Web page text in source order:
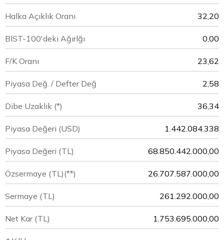
Halka Açıklık Oranı 32,20
BIST-100'deki Ağırlğı 0,00
F/K Oranı 23,62
Piyasa Değ. / Defter Değ 2,58
Dibe Uzaklık (*) 36,34
Piyasa Değeri (USD) 1.442.084.338
Piyasa Değeri (TL) 68.850.442.000,00
Özsermaye (TL)(**) 26.707.587.000,00
Sermaye (TL) 261.292.000,00
Net Kar (TL) 1.753.695.000,00